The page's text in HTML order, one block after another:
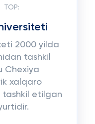
TOP:
2000 yilda
tashkil
Chexiya
xalqaro
tashkil etilgan